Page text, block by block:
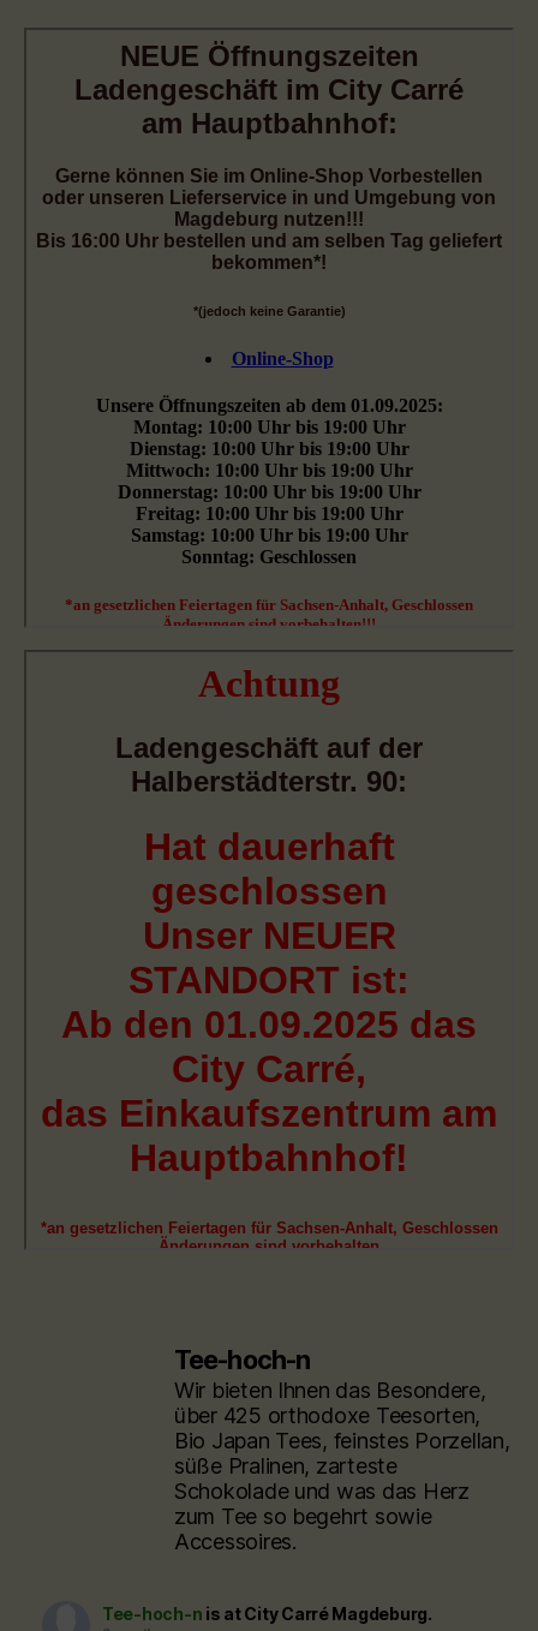
Tee-hoch-n
Wir bieten Ihnen das Besondere,
über 425 orthodoxe Teesorten,
Bio Japan Tees, feinstes Porzellan,
süße Pralinen, zarteste
Schokolade und was das Herz
zum Tee so begehrt sowie
Accessoires.
Tee-hoch-n is at City Carré Magdeburg.